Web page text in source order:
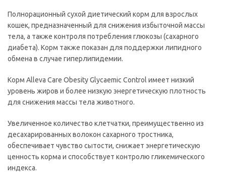
Полнорационный сухой диетический корм для взрослых
кошек, предназначенный для снижения избыточной массы
тела, а также контроля потребления глюкозы (сахарного
диабета). Корм также показан для поддержки липидного
обмена в случае гиперлипидемии.
Корм Alleva Care Obesity Glycaemic Control имеет низкий
уровень жиров и более низкую энергетическую плотность
для снижения массы тела животного.
Увеличенное количество клетчатки, преимущественно из
десахарированных волокон сахарного тростника,
обеспечивает чувство сытости, снижает энергетическую
ценность корма и способствует контролю гликемического
индекса.